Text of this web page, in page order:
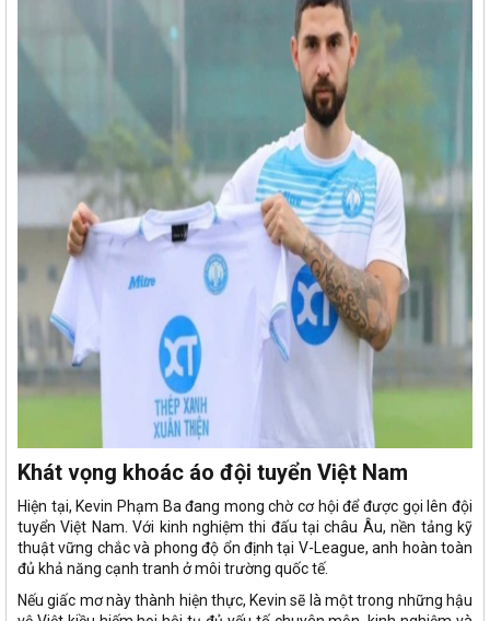
Khát vọng khoác áo đội tuyển Việt Nam
Hiện tại, Kevin Phạm Ba đang mong chờ cơ hội để được gọi lên đội
tuyển Việt Nam. Với kinh nghiệm thi đấu tại châu Âu, nền tảng kỹ
thuật vững chắc và phong độ ổn định tại V-League, anh hoàn toàn
đủ khả năng cạnh tranh ở môi trường quốc tế.
Nếu giấc mơ này thành hiện thực, Kevin sẽ là một trong những hậu